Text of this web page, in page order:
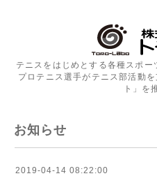
テニスをはじめとする各種スポ
プロテニス選手がテニス部活動
ト」を
お知らせ
2019-04-14 08:22:00